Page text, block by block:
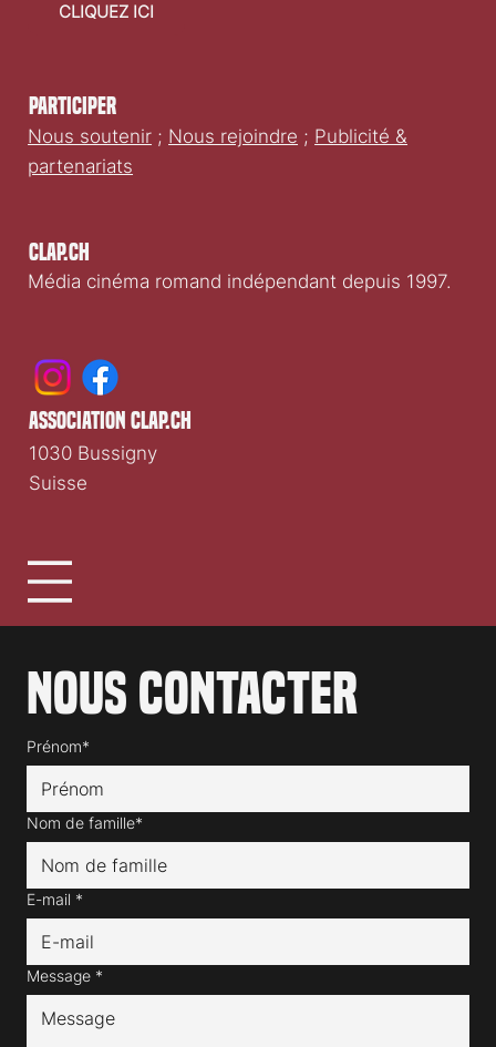
Clap.ch
Média cinéma romand indépendant depuis 1997.
Participer
Nous soutenir ; Nous rejoindre ; Publicité &
partenariats
Nous contacter
Prénom*
Nom de famille*
E-mail *
Message *
CLIQUEZ ICI
association clap.ch
1030 Bussigny
Suisse